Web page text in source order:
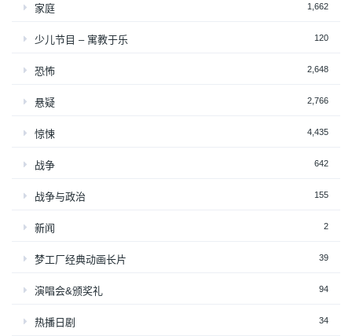
家庭 1,662
少儿节目 – 寓教于乐 120
恐怖 2,648
悬疑 2,766
惊悚 4,435
战争 642
战争与政治 155
新闻 2
梦工厂经典动画长片 39
演唱会&颁奖礼 94
热播日剧 34